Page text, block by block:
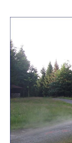
ROZHOVORY
TÉMATA
NEJČTENĚJŠÍ ZA
AUTOŘI